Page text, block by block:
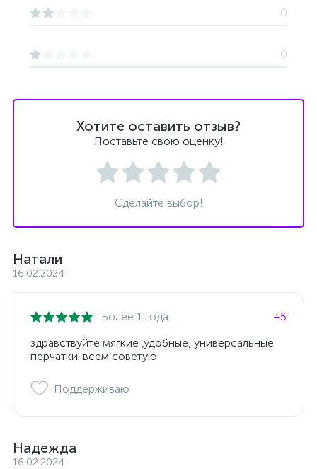
Хотите оставить отзыв?
Поставьте свою оценку!
Сделайте выбор!
Натали
16.02.2024
Более 1 года
+5
здравствуйте мягкие ,удобные, универсальные
перчатки. всем советую
Поддерживаю
Надежда
16.02.2024
0
0